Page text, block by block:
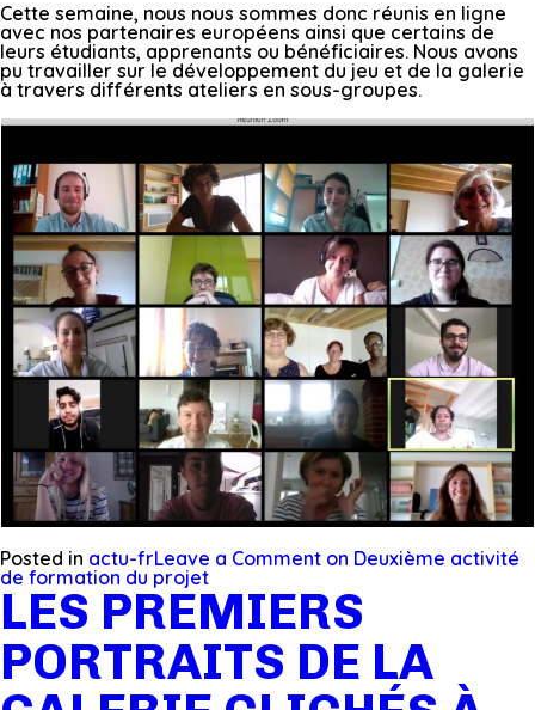
Cette semaine, nous nous sommes donc réunis en ligne
avec nos partenaires européens ainsi que certains de
leurs étudiants, apprenants ou bénéficiaires. Nous avons
pu travailler sur le développement du jeu et de la galerie
à travers différents ateliers en sous-groupes.
Posted in actu-frLeave a Comment on Deuxième activité
de formation du projet
LES PREMIERS
PORTRAITS DE LA